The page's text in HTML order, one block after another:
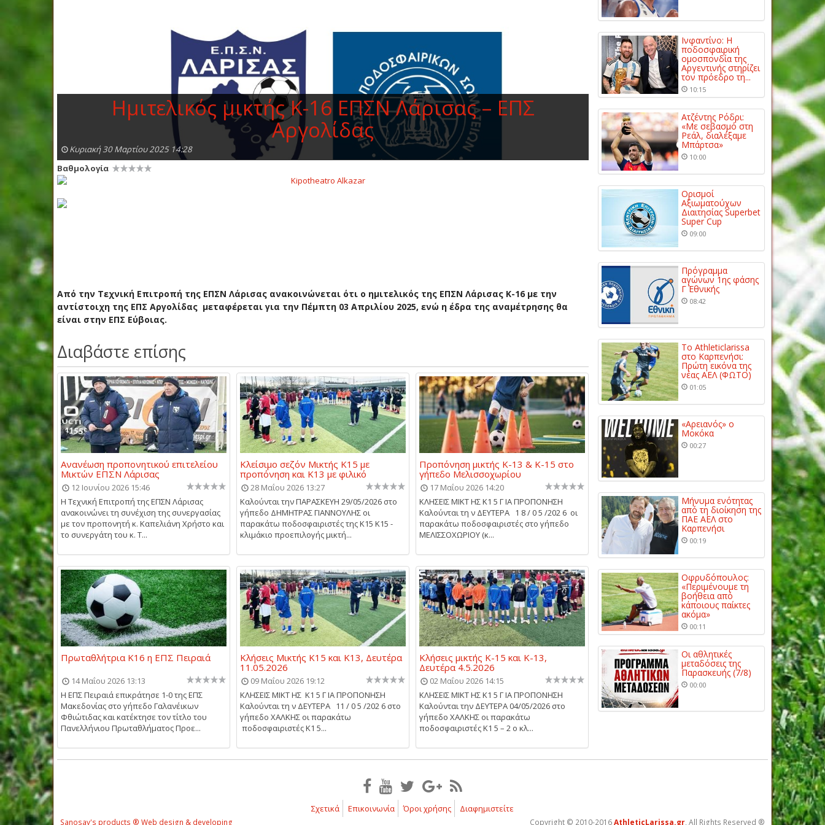
Ημιτελικός μικτής Κ-16 ΕΠΣΝ Λάρισας – ΕΠΣ
Αργολίδας
Κυριακή 30 Μαρτίου 2025 14:28
Βαθμολογία
Από την Τεχνική Επιτροπή της ΕΠΣΝ Λάρισας ανακοινώνεται ότι ο ημιτελικός της ΕΠΣΝ Λάρισας Κ-16 με την
αντίστοιχη της ΕΠΣ Αργολίδας μεταφέρεται για την Πέμπτη 03 Απριλίου 2025, ενώ η έδρα της αναμέτρησης θα
είναι στην ΕΠΣ Εύβοιας.
Διαβάστε επίσης
Ανανέωση προπονητικού επιτελείου
Μικτών ΕΠΣΝ Λάρισας
12 Ιουνίου 2026 15:46
Η Τεχνική Επιτροπή της ΕΠΣΝ Λάρισας
ανακοινώνει τη συνέχιση της συνεργασίας
με τον προπονητή κ. Καπελιάνη Χρήστο και
το συνεργάτη του κ. Τ...
Κλείσιμο σεζόν Μικτής Κ15 με
προπόνηση και Κ13 με φιλικό
28 Μαΐου 2026 13:27
Καλούνται την ΠΑΡΑΣΚΕΥΗ 29/05/2026 στο
γήπεδο ΔΗΜΗΤΡΑΣ ΓΙΑΝΝΟΥΛΗΣ οι
παρακάτω ποδοσφαιριστές της Κ15 Κ15 -
κλιμάκιο προεπιλογής μικτή...
Προπόνηση μικτής Κ-13 & Κ-15 στο
γήπεδο Μελισσοχωρίου
17 Μαΐου 2026 14:20
ΚΛΗΣΕΙΣ ΜΙΚΤ ΗΣ Κ1 5 Γ ΙΑ ΠΡΟΠΟΝΗΣΗ
Καλούνται τη ν ΔΕΥΤΕΡΑ 1 8 / 0 5 /202 6 οι
παρακάτω ποδοσφαιριστές στο γήπεδο
ΜΕΛΙΣΣΟΧΩΡΙΟΥ (κ...
Πρωταθλήτρια Κ16 η ΕΠΣ Πειραιά
14 Μαΐου 2026 13:13
Η ΕΠΣ Πειραιά επικράτησε 1-0 της ΕΠΣ
Μακεδονίας στο γήπεδο Γαλανέικων
Φθιώτιδας και κατέκτησε τον τίτλο του
Πανελλήνιου Πρωταθλήματος Προε...
Κλήσεις Μικτής Κ15 και Κ13, Δευτέρα
11.05.2026
09 Μαΐου 2026 19:12
ΚΛΗΣΕΙΣ ΜΙΚΤ ΗΣ Κ1 5 Γ ΙΑ ΠΡΟΠΟΝΗΣΗ
Καλούνται τη ν ΔΕΥΤΕΡΑ 11 / 0 5 /202 6 στο
γήπεδο ΧΑΛΚΗΣ οι παρακάτω
ποδοσφαιριστές Κ1 5...
Κλήσεις μικτής Κ-15 και Κ-13,
Δευτέρα 4.5.2026
02 Μαΐου 2026 14:15
ΚΛΗΣΕΙΣ ΜΙΚΤ ΗΣ Κ1 5 Γ ΙΑ ΠΡΟΠΟΝΗΣΗ
Kαλούνται την ΔΕΥΤΕΡΑ 04/05/2026 στο
γήπεδο ΧΑΛΚΗΣ οι παρακάτω
ποδοσφαιριστές Κ1 5 – 2 ο κλ...
Ινφαντίνο: Η
ποδοσφαιρική
ομοσπονδία της
Αργεντινής στηρίζει
τον πρόεδρο τη...
10:15
Ατζέντης Ρόδρι:
«Με σεβασμό στη
Ρεάλ, διαλέξαμε
Μπάρτσα»
10:00
Ορισμοί
Αξιωματούχων
Διαιτησίας Superbet
Super Cup
09:00
Πρόγραμμα
αγώνων 1ης φάσης
Γ΄ Εθνικής
08:42
Το Athleticlarissa
στο Καρπενήσι:
Πρώτη εικόνα της
νέας ΑΕΛ (ΦΩΤΟ)
01:05
«Αρειανός» ο
Μοκόκα
00:27
Μήνυμα ενότητας
από τη διοίκηση της
ΠΑΕ ΑΕΛ στο
Καρπενήσι
00:19
Οφρυδόπουλος:
«Περιμένουμε τη
βοήθεια από
κάποιους παίκτες
ακόμα»
00:11
Οι αθλητικές
μεταδόσεις της
Παρασκευής (7/8)
00:00
Σχετικά Επικοινωνία Όροι χρήσης Διαφημιστείτε
Sanosay's products ® Web design & developing Copyright © 2010-2016AthleticLarissa.gr, All Rights Reserved ®